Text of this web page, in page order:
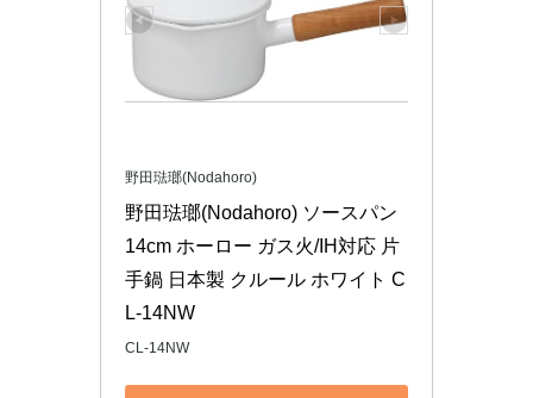
野田琺瑯(Nodahoro)
野田琺瑯(Nodahoro) ソースパン
14cm ホーロー ガス火/IH対応 片
手鍋 日本製 クルール ホワイト C
L-14NW
CL-14NW